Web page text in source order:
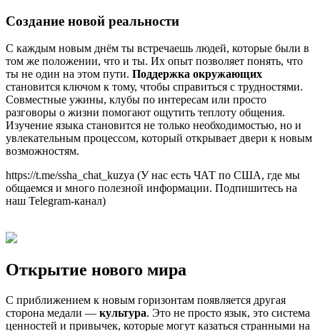
Создание новой реальности
С каждым новым днём ты встречаешь людей, которые были в
том же положении, что и ты. Их опыт позволяет понять, что
ты не один на этом пути. Поддержка окружающих
становится ключом к тому, чтобы справиться с трудностями.
Совместные ужины, клубы по интересам или просто
разговоры о жизни помогают ощутить теплоту общения.
Изучение языка становится не только необходимостью, но и
увлекательным процессом, который открывает двери к новым
возможностям.
https://t.me/ssha_chat_kuzya (У нас есть ЧАТ по США, где мы
общаемся и много полезной информации. Подпишитесь на
наш Telegram-канал)
Открытие нового мира
С приближением к новым горизонтам появляется другая
сторона медали — культура. Это не просто язык, это система
ценностей и привычек, которые могут казаться странными на